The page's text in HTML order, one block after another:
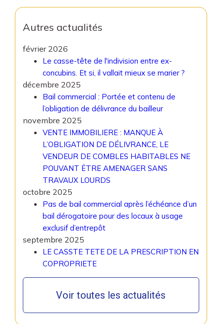
Autres actualités
février 2026
Le casse-tête de l'indivision entre ex-
concubins. Et si, il vallait mieux se marier ?
décembre 2025
Bail commercial : Portée et contenu de
l’obligation de délivrance du bailleur
novembre 2025
VENTE IMMOBILIERE : MANQUE À
L’OBLIGATION DE DÉLIVRANCE, LE
VENDEUR DE COMBLES HABITABLES NE
POUVANT ËTRE AMENAGER SANS
TRAVAUX LOURDS
octobre 2025
Pas de bail commercial après l’échéance d’un
bail dérogatoire pour des locaux à usage
exclusif d’entrepôt
septembre 2025
LE CASSTE TETE DE LA PRESCRIPTION EN
COPROPRIETE
Voir toutes les actualités